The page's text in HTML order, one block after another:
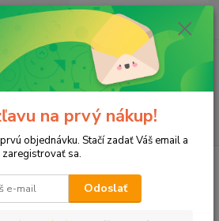
Menu
ks
za0 €
na prvý nákup!
objednávku. Stačí zadať Váš email a
zaregistrovať sa.
Odoslať